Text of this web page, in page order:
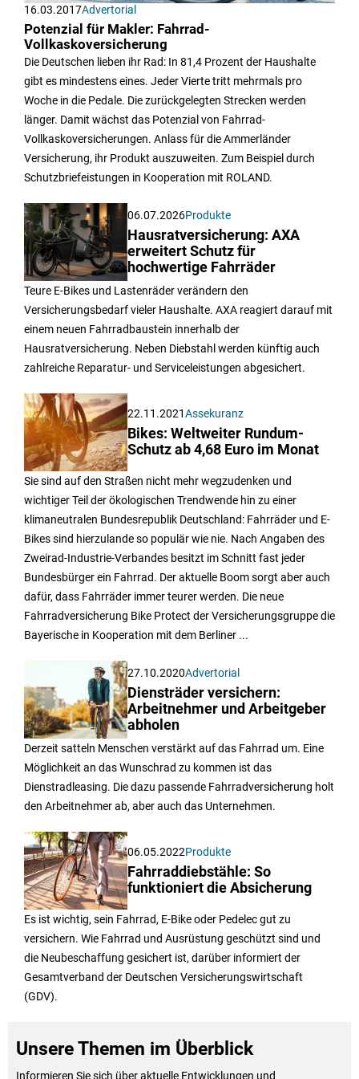
16.03.2017Advertorial
Potenzial für Makler: Fahrrad-
Vollkaskoversicherung
Die Deutschen lieben ihr Rad: In 81,4 Prozent der Haushalte
gibt es mindestens eines. Jeder Vierte tritt mehrmals pro
Woche in die Pedale. Die zurückgelegten Strecken werden
länger. Damit wächst das Potenzial von Fahrrad-
Vollkaskoversicherungen. Anlass für die Ammerländer
Versicherung, ihr Produkt auszuweiten. Zum Beispiel durch
Schutzbrie­feistungen in Kooperation mit ROLAND.
06.07.2026Produkte
Hausratversicherung: AXA
erweitert Schutz für
hochwertige Fahrräder
Teure E-Bikes und Lastenräder verändern den
Versicherungsbedarf vieler Haushalte. AXA reagiert darauf mit
einem neuen Fahrradbaustein innerhalb der
Hausratversicherung. Neben Diebstahl werden künftig auch
zahlreiche Reparatur- und Serviceleistungen abgesichert.
22.11.2021Assekuranz
Bikes: Weltweiter Rundum-
Schutz ab 4,68 Euro im Monat
Sie sind auf den Straßen nicht mehr wegzudenken und
wichtiger Teil der ökologischen Trendwende hin zu einer
klimaneutralen Bundesrepublik Deutschland: Fahrräder und E-
Bikes sind hierzulande so populär wie nie. Nach Angaben des
Zweirad-Industrie-Verbandes besitzt im Schnitt fast jeder
Bundesbürger ein Fahrrad. Der aktuelle Boom sorgt aber auch
dafür, dass Fahrräder immer teurer werden. Die neue
Fahrradversicherung Bike Protect der Versicherungsgruppe die
Bayerische in Kooperation mit dem Berliner ...
27.10.2020Advertorial
Diensträder versichern:
Arbeitnehmer und Arbeitgeber
abholen
Derzeit satteln Menschen verstärkt auf das Fahrrad um. Eine
Möglichkeit an das Wunschrad zu kommen ist das
Dienstradleasing. Die dazu passende Fahrradversicherung holt
den Arbeitnehmer ab, aber auch das Unternehmen.
06.05.2022Produkte
Fahrraddiebstähle: So
funktioniert die Absicherung
Es ist wichtig, sein Fahrrad, E-Bike oder Pedelec gut zu
versichern. Wie Fahrrad und Ausrüstung geschützt sind und
die Neubeschaffung gesichert ist, darüber informiert der
Gesamtverband der Deutschen Versicherungswirtschaft
(GDV).
Unsere Themen im Überblick
Informieren Sie sich über aktuelle Entwicklungen und